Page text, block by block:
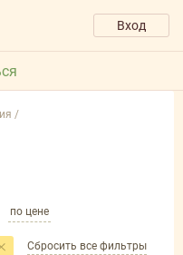
Вход
/
по цене
Сбросить все фильтры